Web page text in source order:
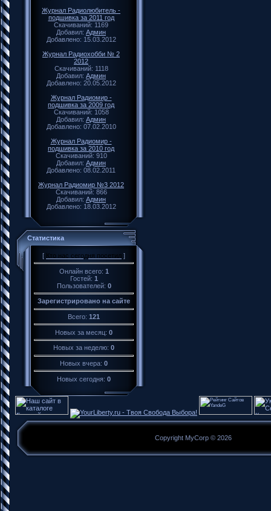
Журнал Радиолюбитель -
подшивка за 2011 год
Скачиваний: 1169
Добавил: Админ
Добавлено: 15.03.2012
Журнал Радиохобби № 2
2012
Скачиваний: 1118
Добавил: Админ
Добавлено: 20.05.2012
Журнал Радиомир -
подшивка за 2009 год
Скачиваний: 1058
Добавил: Админ
Добавлено: 07.02.2010
Журнал Радиомир -
подшивка за 2010 год
Скачиваний: 910
Добавил: Админ
Добавлено: 08.02.2011
Журнал Радиомир №3 2012
Скачиваний: 866
Добавил: Админ
Добавлено: 18.03.2012
Статистика
[ Кто нас сегодня посетил ]
Онлайн всего: 1
Гостей: 1
Пользователей: 0
Зарегистрировано на сайте
Всего: 121
Новых за месяц: 0
Новых за неделю: 0
Новых вчера: 0
Новых сегодня: 0
Copyright MyCorp © 2026